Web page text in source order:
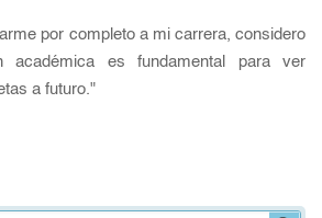
por completo a mi carrera, considero
académica es fundamental para ver
a futuro."